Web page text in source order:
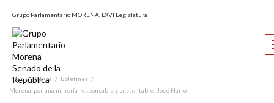
Grupo Parlamentario MORENA, LXVI Legislatura
Inicio Prensa
Boletines
Morena, por una minería responsable y sustentable: José Narro